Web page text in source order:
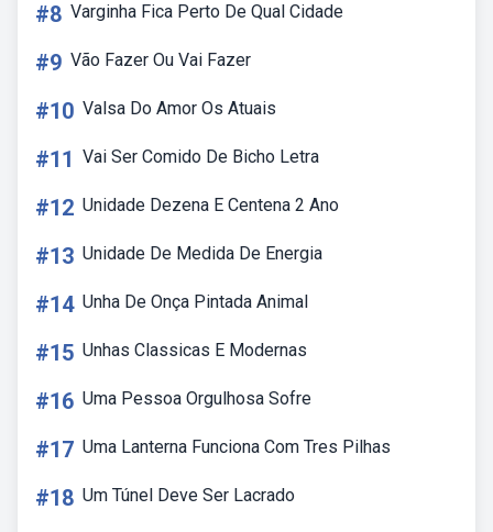
#8 Varginha Fica Perto De Qual Cidade
#9 Vão Fazer Ou Vai Fazer
#10 Valsa Do Amor Os Atuais
#11 Vai Ser Comido De Bicho Letra
#12 Unidade Dezena E Centena 2 Ano
#13 Unidade De Medida De Energia
#14 Unha De Onça Pintada Animal
#15 Unhas Classicas E Modernas
#16 Uma Pessoa Orgulhosa Sofre
#17 Uma Lanterna Funciona Com Tres Pilhas
#18 Um Túnel Deve Ser Lacrado